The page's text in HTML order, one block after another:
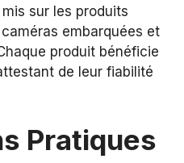
sur les produits
embarquées et
produit bénéficie
de leur fiabilité
Pratiques